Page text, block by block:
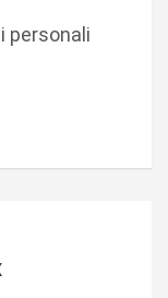
personali